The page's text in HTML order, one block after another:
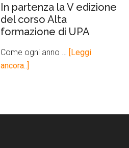
In partenza la V edizione
del corso Alta
formazione di UPA
Come ogni anno … [Leggi
ancora..]